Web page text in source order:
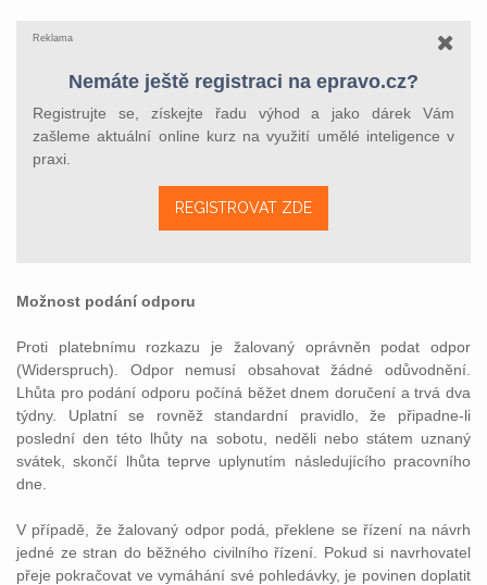
Reklama
Nemáte ještě registraci na epravo.cz?
Registrujte se, získejte řadu výhod a jako dárek Vám
zašleme aktuální online kurz na využití umělé inteligence v
praxi.
REGISTROVAT ZDE
Možnost podání odporu
Proti platebnímu rozkazu je žalovaný oprávněn podat odpor
(Widerspruch). Odpor nemusí obsahovat žádné odůvodnění.
Lhůta pro podání odporu počíná běžet dnem doručení a trvá dva
týdny. Uplatní se rovněž standardní pravidlo, že připadne-li
poslední den této lhůty na sobotu, neděli nebo státem uznaný
svátek, skončí lhůta teprve uplynutím následujícího pracovního
dne.
V případě, že žalovaný odpor podá, překlene se řízení na návrh
jedné ze stran do běžného civilního řízení. Pokud si navrhovatel
přeje pokračovat ve vymáhání své pohledávky, je povinen doplatit